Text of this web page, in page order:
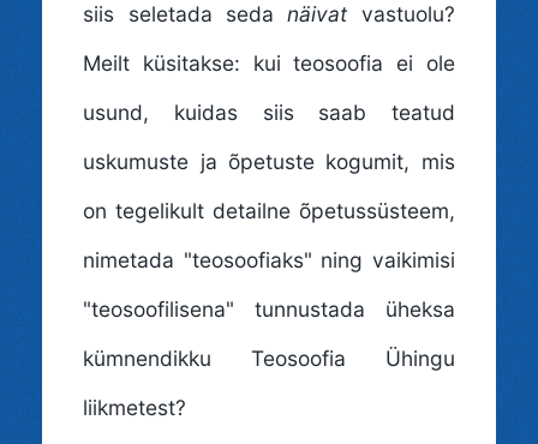
siis seletada sedanäivat vastuolu?
Meilt küsitakse: kui teosoofia ei ole
usund, kuidas siis saab teatud
uskumuste ja õpetuste kogumit, mis
on tegelikult detailne õpetussüsteem,
nimetada "teosoofiaks" ning vaikimisi
"teosoofilisena" tunnustada üheksa
kümnendikku Teosoofia Ühingu
liikmetest?